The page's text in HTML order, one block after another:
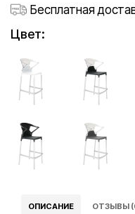
Бесплатная
Цвет:
ОПИСАНИЕ ОТЗЫВЫ